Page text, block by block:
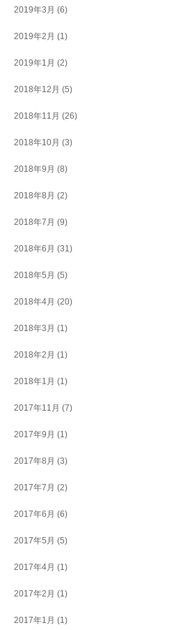
2019年3月 (6)
2019年2月 (1)
2019年1月 (2)
2018年12月 (5)
2018年11月 (26)
2018年10月 (3)
2018年9月 (8)
2018年8月 (2)
2018年7月 (9)
2018年6月 (31)
2018年5月 (5)
2018年4月 (20)
2018年3月 (1)
2018年2月 (1)
2018年1月 (1)
2017年11月 (7)
2017年9月 (1)
2017年8月 (3)
2017年7月 (2)
2017年6月 (6)
2017年5月 (5)
2017年4月 (1)
2017年2月 (1)
2017年1月 (1)